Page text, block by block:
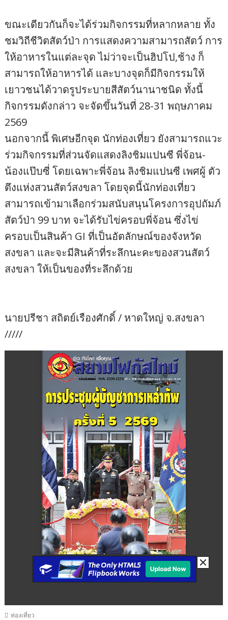
ขณะเดียวกันก็จะได้ร่วมกิจกรรมที่หลากหลาย ทั้ง
ชมวิถีชีวิตสัตว์ป่า การแสดงความสามารถสัตว์ การ
ให้อาหารในแต่ละจุด ไม่ว่าจะเป็นฮิปโป,ช้าง ก็
สามารถให้อาหารได้ และบางจุดก็มีกิจกรรมให้
เยาวชนได้วาดรูประบายสีสัตว์นานาชนิด ทั้งนี้
กิจกรรมดังกล่าว จะจัดขึ้นวันที่ 28-31 พฤษภาคม
2569
นอกจากนี้ พิเศษอีกจุด นักท่องเที่ยว ยังสามารถแวะ
ร่วมกิจกรรมที่ส่วนจัดแสดงลิงชิมแปนซี พี่จ้อน-
น้องแป๊บซี่ โดยเฉพาะพี่จ้อน ลิงชิมแปนซี เพศผู้ ตัว
ตึงแห่งสวนสัตว์สงขลา โดยจุดนี้นักท่องเที่ยว
สามารถเข้ามาเลือกร่วมสนับสนุนโครงการอุปถัมภ์
สัตว์ป่า 99 บาท จะได้รับไข่ครอบพี่จ้อน ซึ่งไข่
ครอบเป็นสินค้า GI ที่เป็นอัตลักษณ์ของจังหวัด
สงขลา และจะมีสินค้าที่ระลึกนะคะของสวนสัตว์
สงขลา ให้เป็นของที่ระลึกด้วย
นายปรีชา สถิตย์เรืองศักดิ์ / หาดใหญ่ จ.สงขลา
/////
ท่องเที่ยว